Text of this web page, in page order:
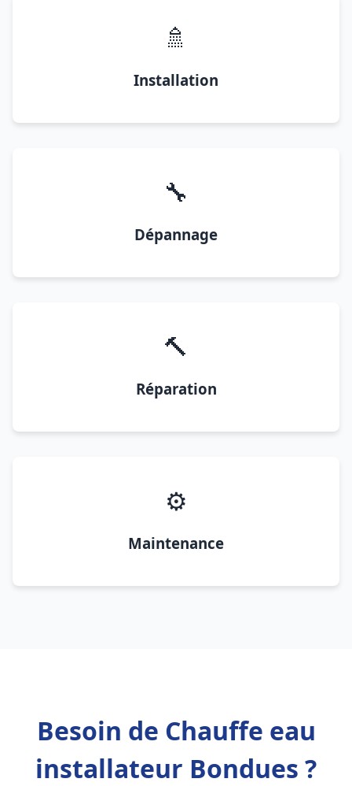
🚿
Installation
🔧
Dépannage
🔨
Réparation
⚙️
Maintenance
Besoin de Chauffe eau
installateur Bondues ?